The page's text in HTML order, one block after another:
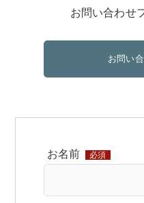
お問い合わせ
お問い
お名前 必須